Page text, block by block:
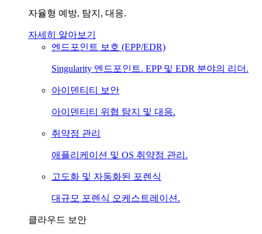
자율형 예방, 탐지, 대응.
자세히 알아보기
엔드포인트 보호 (EPP/EDR)
Singularity 엔드포인트. EPP 및 EDR 분야의 리더.
아이덴티티 보안
아이덴티티 위협 탐지 및 대응.
취약점 관리
애플리케이션 및 OS 취약점 관리.
고도화 및 자동화된 포렌식
대규모 포렌식 오케스트레이션.
클라우드 보안